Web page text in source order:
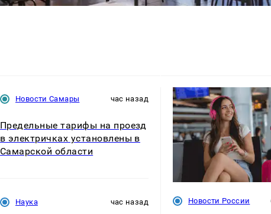
Новости Самары час назад
Предельные тарифы на проезд
в электричках установлены в
Самарской области
Наука час назад Новости России